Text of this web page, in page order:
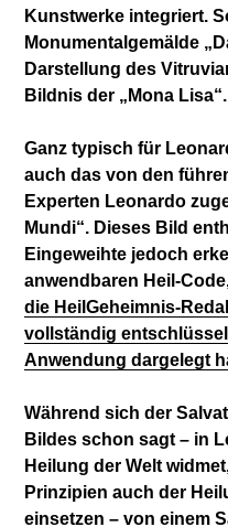
Kunstwerke integriert.
Monumentalgemälde
Darstellung des
Bildnis der „Mona Lisa“.
Ganz typisch für
auch das von den
Experten Leonardo
Mundi“. Dieses Bild
Eingeweihte jedoch
anwendbaren Heil-
die HeilGeheimnis-
vollständig
Anwendung dargelegt
Während sich der
Bildes schon sagt – in
Heilung der Welt
Prinzipien auch der
einsetzen – von einem